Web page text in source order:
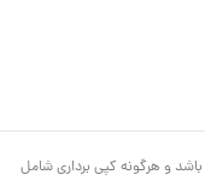
و هرگونه کپی برداری شامل